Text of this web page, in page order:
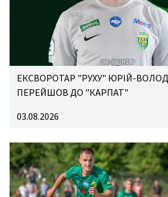
ЕКСВОРОТАР "РУХУ" ЮРІЙ-
ПЕРЕЙШОВ ДО "КАРПАТ"
03.08.2026